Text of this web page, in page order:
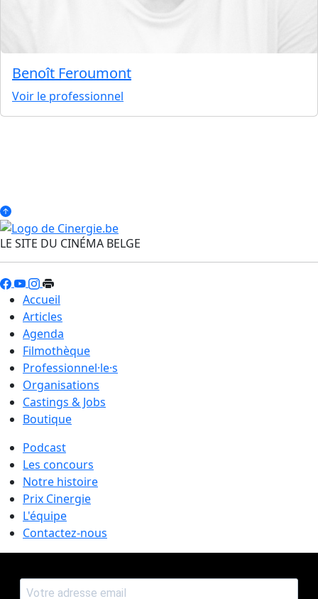
Benoît Feroumont
Voir le professionnel
LE SITE DU CINÉMA BELGE
Accueil
Articles
Agenda
Filmothèque
Professionnel·le·s
Organisations
Castings & Jobs
Boutique
Podcast
Les concours
Notre histoire
Prix Cinergie
L'équipe
Contactez-nous